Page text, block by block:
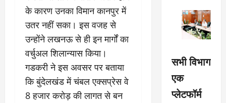
के कारण उनका विमान कानपुर में
उतर नहीं सका। इस वजह से
उन्होंने लखनऊ से ही इन मार्गों का
वर्चुअल शिलान्यास किया।
गडकरी ने इस अवसर पर बताया
कि बुंदेलखंड में चंबल एक्सप्रेस वे
8 हजार करोड़ की लागत से बन
सभी विभाग
एक
प्लेटफॉर्म